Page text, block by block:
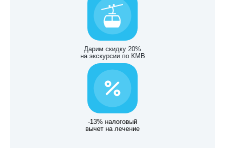
Дарим скидку 20%
на экскурсии по КМВ
-13% налоговый
вычет на лечение